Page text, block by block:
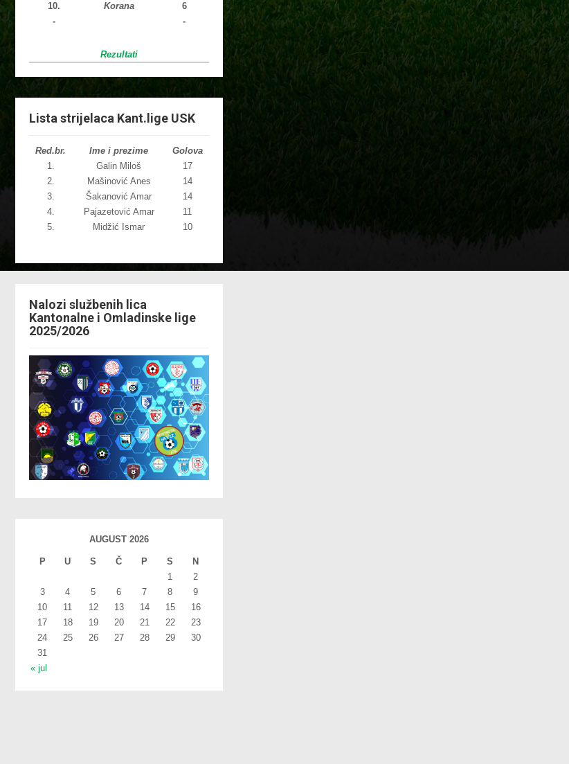
10.
Korana
6
-
-
Rezultati
Lista strijelaca Kant.lige USK
Red.br. Ime i prezime
Golova
1.
Galin Miloš
17
2.
Mašinović Anes
14
3.
Šakanović Amar
14
4.
Pajazetović Amar
11
5.
Midžić Ismar 10
Nalozi službenih lica
Kantonalne i Omladinske lige
2025/2026
AUGUST 2026
P U S Č P S N
« jul
1
2
3
4 5 6 7 8
9
10
11 12 13 14 15
16
17
18 19 20 21 22
23
24
25 26 27 28 29
30
31